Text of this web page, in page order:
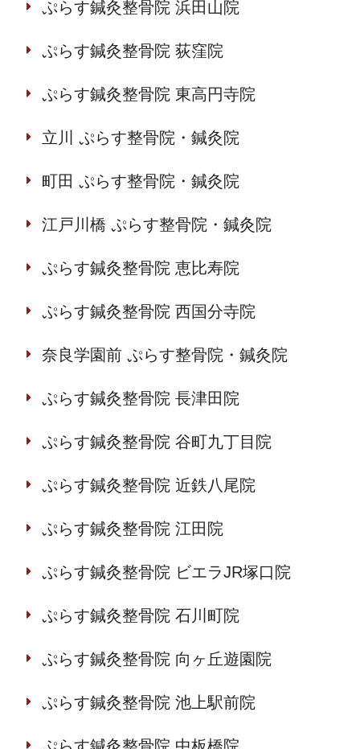
ぷらす鍼灸整骨院 浜田山院
ぷらす鍼灸整骨院 荻窪院
ぷらす鍼灸整骨院 東高円寺院
立川 ぷらす整骨院・鍼灸院
町田 ぷらす整骨院・鍼灸院
江戸川橋 ぷらす整骨院・鍼灸院
ぷらす鍼灸整骨院 恵比寿院
ぷらす鍼灸整骨院 西国分寺院
奈良学園前 ぷらす整骨院・鍼灸院
ぷらす鍼灸整骨院 長津田院
ぷらす鍼灸整骨院 谷町九丁目院
ぷらす鍼灸整骨院 近鉄八尾院
ぷらす鍼灸整骨院 江田院
ぷらす鍼灸整骨院 ビエラJR塚口院
ぷらす鍼灸整骨院 石川町院
ぷらす鍼灸整骨院 向ヶ丘遊園院
ぷらす鍼灸整骨院 池上駅前院